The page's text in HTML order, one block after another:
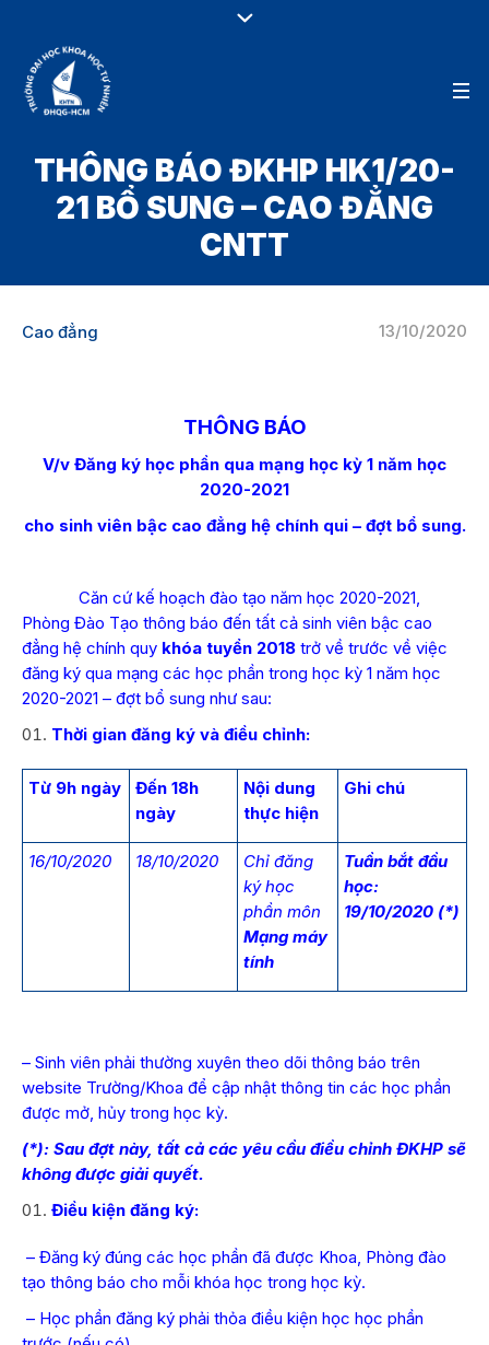
THÔNG BÁO ĐKHP HK1/20-
21 BỔ SUNG – CAO ĐẲNG
CNTT
13/10/2020
Cao đẳng
THÔNG BÁO
V/v Đăng ký học phần qua mạng học kỳ 1 năm học
2020-2021
cho sinh viên bậc cao đẳng hệ chính qui – đợt bổ sung.
Căn cứ kế hoạch đào tạo năm học 2020-2021,
Phòng Đào Tạo thông báo đến tất cả sinh viên bậc cao
đẳng hệ chính quy khóa tuyển 2018 trở về trước về việc
đăng ký qua mạng các học phần trong học kỳ 1 năm học
2020-2021 – đợt bổ sung như sau:
Thời gian đăng ký và điều chỉnh:
Từ 9h ngày
Đến 18h
ngày
Nội dung
thực hiện
Ghi chú
16/10/2020 18/10/2020
Chỉ đăng
ký học
phần môn
Mạng máy
tính
Tuần bắt đầu
học:
19/10/2020 (*)
– Sinh viên phải thường xuyên theo dõi thông báo trên
website Trường/Khoa để cập nhật thông tin các học phần
được mở, hủy trong học kỳ.
(*): Sau đợt này, tất cả các yêu cầu điều chỉnh ĐKHP sẽ
không được giải quyết.
Điều kiện đăng ký:
– Đăng ký đúng các học phần đã được Khoa, Phòng đào
tạo thông báo cho mỗi khóa học trong học kỳ.
– Học phần đăng ký phải thỏa điều kiện học học phần